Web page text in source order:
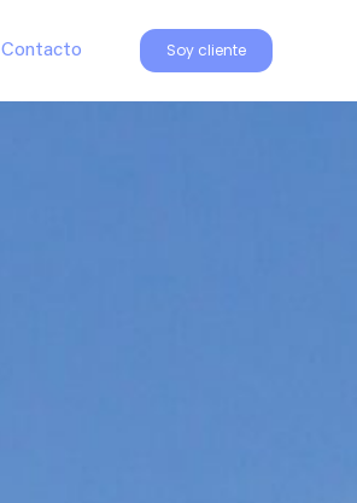
Contacto Soy cliente